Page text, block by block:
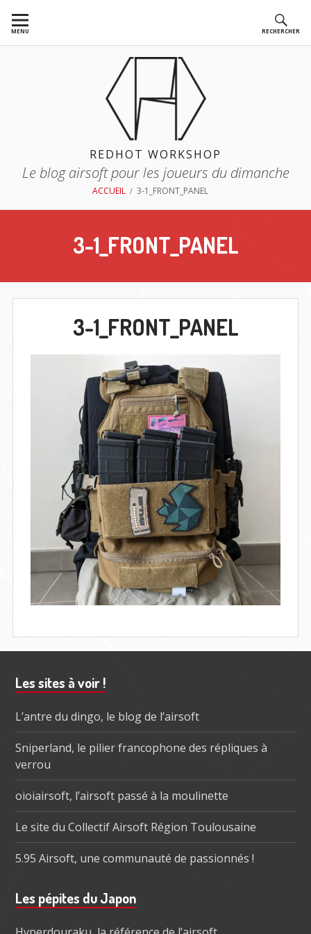
auMENU RECHERCHER
REDHOT WORKSHOP
Le blog airsoft pour les joueurs du dimanche
ACCUEIL 3-1_FRONT_PANEL
3-1_FRONT_PANEL
3-1_FRONT_PANEL
Barre
subsidiaire
Les sites à voir !
L’antre du dingo, le blog de l’airsoft
Sniperland, le pilier francophone des répliques à
verrou
oioiairsoft, l’airsoft passé à la moulinette
Le site du Collectif Airsoft Région Toulousaine
5.95 Airsoft, une communauté de passionnés !
Les pépites du Japon